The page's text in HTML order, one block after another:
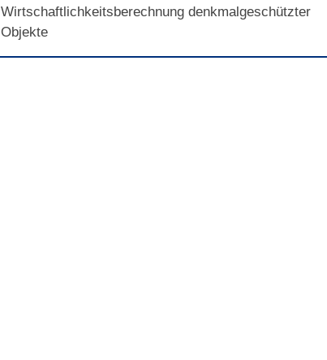
Wirtschaftlichkeitsberechnung denkmalgeschützter
Objekte